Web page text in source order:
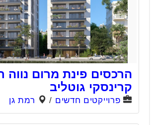
הרכסים פינת מרום נווה
קרינסקי גוטליב
פרוייקטים חדשים / רמת גן